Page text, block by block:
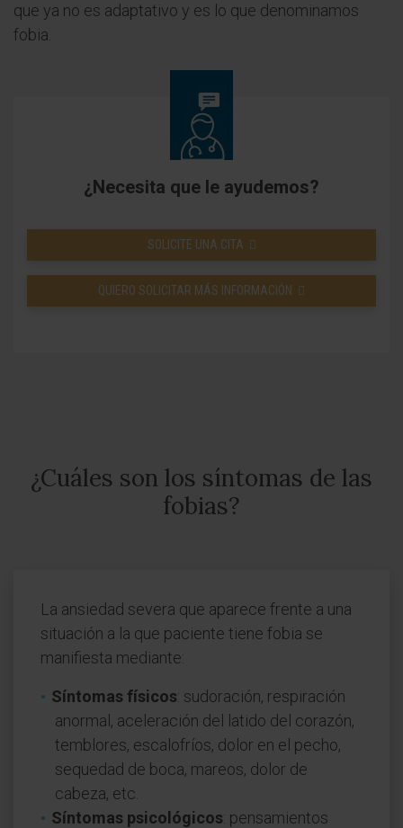
que ya no es adaptativo y es lo que denominamos
fobia.
¿Necesita que le ayudemos?
SOLICITE UNA CITA
QUIERO SOLICITAR MÁS INFORMACIÓN
¿Cuáles son los síntomas de las
fobias?
La ansiedad severa que aparece frente a una
situación a la que paciente tiene fobia se
manifiesta mediante:
Síntomas físicos: sudoración, respiración
anormal, aceleración del latido del corazón,
temblores, escalofríos, dolor en el pecho,
sequedad de boca, mareos, dolor de
cabeza, etc.
Síntomas psicológicos: pensamientos